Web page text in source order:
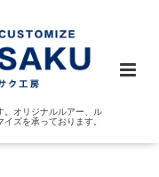
。オリジナルルアー、ル
ズを承っております。